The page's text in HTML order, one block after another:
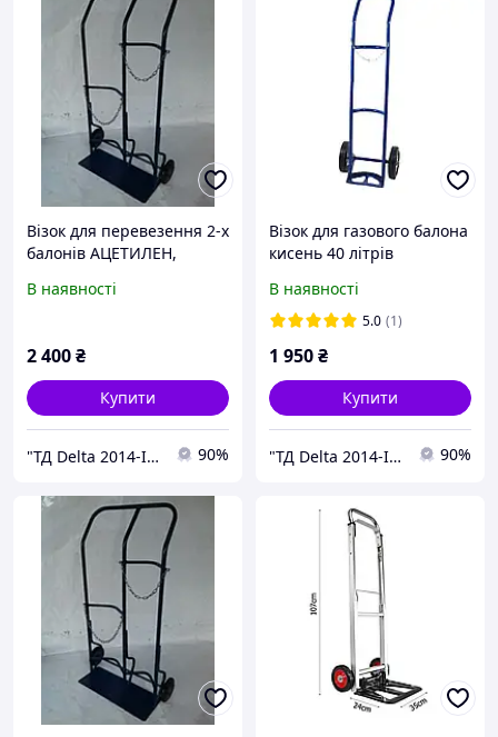
Візок для перевезення 2-х
балонів АЦЕТИЛЕН,
ВУГЛЕКИСЛОТА і т. д.
В наявності
2 400₴
Купити
"ТД Delta 2014-Інтернет магазин" Все для зварювальних робіт 90%
Візок для газового балона
кисень 40 літрів
В наявності
5.0 (1)
1 950₴
Купити
"ТД Delta 2014-Інтернет магазин" Все для зварювальних робіт 90%